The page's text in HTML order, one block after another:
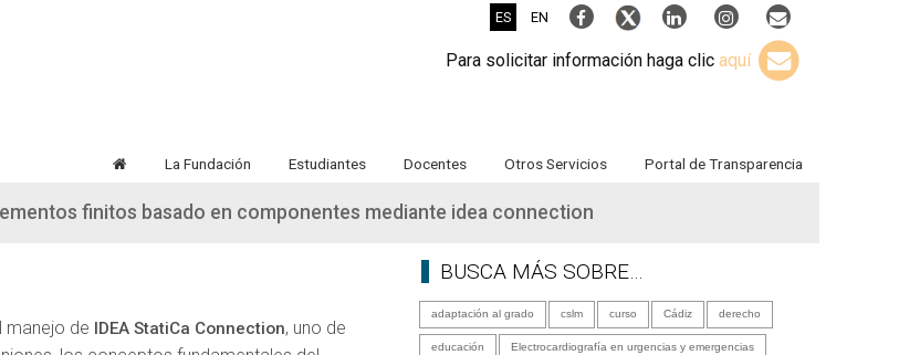
ES EN
Para solicitar información haga clicaquí
La Fundación Estudiantes Docentes Otros Servicios Portal de Transparencia
finitos basado en componentes mediante idea connection
manejo de IDEA StatiCa Connection, uno de
BUSCA MÁS SOBRE…
adaptación al grado cslm curso Cádiz derecho
educación Electrocardiografía en urgencias y emergencias